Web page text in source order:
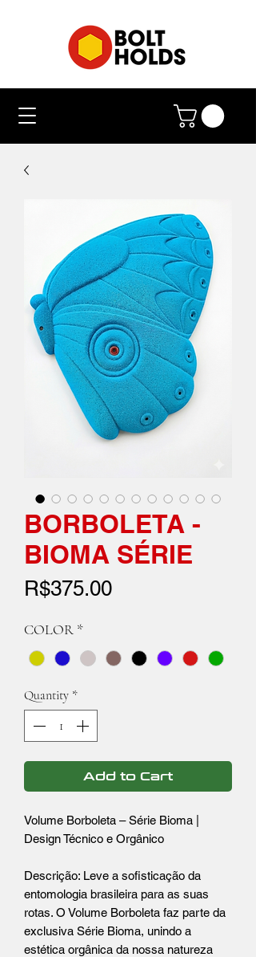
BORBOLETA -
BIOMA SÉRIE
R$375.00Price
COLOR *
Quantity *
Add to Cart
Volume Borboleta – Série Bioma |
Design Técnico e Orgânico
Descrição: Leve a sofisticação da
entomologia brasileira para as suas
rotas. O Volume Borboleta faz parte da
exclusiva Série Bioma, unindo a
estética orgânica da nossa natureza